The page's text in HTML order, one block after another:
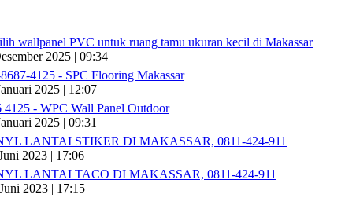
wallpanel PVC untuk ruang tamu ukuran kecil di Makassar
2025 | 09:34
4125 - SPC Flooring Makassar
2025 | 12:07
4125 - WPC Wall Panel Outdoor
2025 | 09:31
LANTAI STIKER DI MAKASSAR, 0811-424-911
2023 | 17:06
LANTAI TACO DI MAKASSAR, 0811-424-911
2023 | 17:15